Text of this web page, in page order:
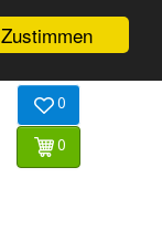
Zustimmen
0
0